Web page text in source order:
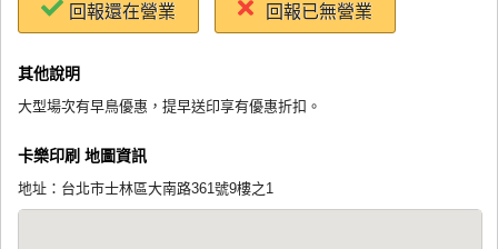
回報還在營業 回報已無營業
其他說明
大型場次有早鳥優惠，提早送印享有優惠折扣。
卡樂印刷 地圖資訊
地址：台北市士林區大南路361號9樓之1